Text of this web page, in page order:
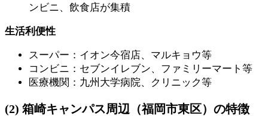
ンビニ、飲食店が集積
生活利便性
スーパー：イオン今宿店、マルキョウ等
コンビニ：セブンイレブン、ファミリーマート等
医療機関：九州大学病院、クリニック等
(2) 箱崎キャンパス周辺（福岡市東区）の特徴